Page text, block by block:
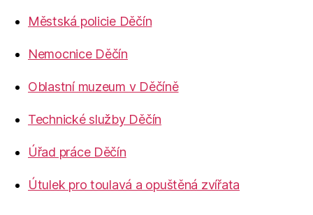
Městská policie Děčín
Nemocnice Děčín
Oblastní muzeum v Děčíně
Technické služby Děčín
Úřad práce Děčín
Útulek pro toulavá a opuštěná zvířata